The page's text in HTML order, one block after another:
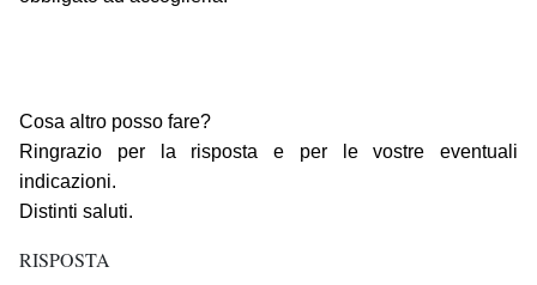
Cosa altro posso fare?
Ringrazio per la risposta e per le vostre eventuali
indicazioni.
Distinti saluti.
RISPOSTA